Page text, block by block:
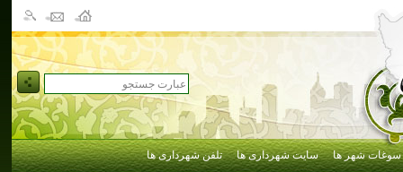
سوغات شهر ها سایت شهرداری ها تلفن شهرداری ها